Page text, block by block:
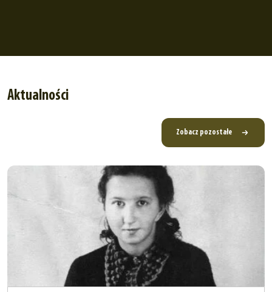
Aktualności
Zobacz pozostałe